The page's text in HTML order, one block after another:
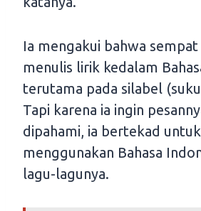
Ia mengakui bahwa
menulis lirik kedalam
terutama pada silabel
Tapi karena ia ingin
dipahami, ia bertekad
menggunakan Bahasa
lagu-lagunya.